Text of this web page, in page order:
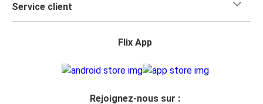
Service client
Flix App
Rejoignez-nous sur :